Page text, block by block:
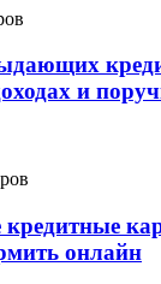
и
онлайн